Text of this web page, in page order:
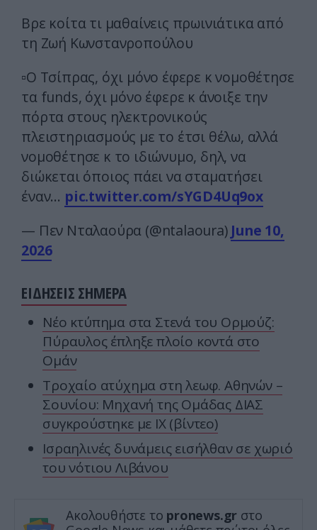
Βρε κοίτα τι μαθαίνεις πρωινιάτικα από
τη Ζωή Κωνστανροπούλου
▫️Ο Τσίπρας, όχι μόνο έφερε κ νομοθέτησε
τα funds, όχι μόνο έφερε κ άνοιξε την
πόρτα στους ηλεκτρονικούς
πλειστηριασμούς με το έτσι θέλω, αλλά
νομοθέτησε κ το ιδιώνυμο, δηλ, να
διώκεται όποιος πάει να σταματήσει
έναν… pic.twitter.com/sYGD4Uq9ox
— Πεν Νταλαούρα (@ntalaoura) June 10,
2026
ΕΙΔΗΣΕΙΣ ΣΗΜΕΡΑ
Νέο κτύπημα στα Στενά του Ορμούζ:
Πύραυλος έπληξε πλοίο κοντά στο
Ομάν
Τροχαίο ατύχημα στη λεωφ. Αθηνών –
Σουνίου: Μηχανή της Ομάδας ΔΙΑΣ
συγκρούστηκε με ΙΧ (βίντεο)
Ισραηλινές δυνάμεις εισήλθαν σε χωριό
του νότιου Λιβάνου
Ακολουθήστε το pronews.gr στο